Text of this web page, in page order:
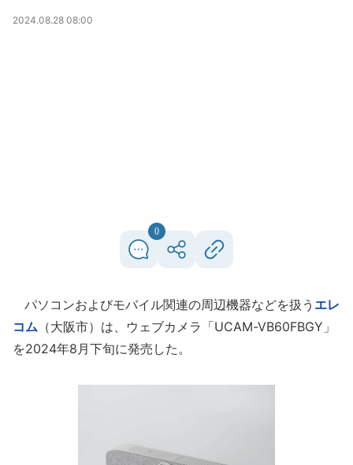
2024.08.28 08:00
0
パソコンおよびモバイル関連の周辺機器などを扱う エレ
コム （大阪市）は、ウェブカメラ「UCAM-VB60FBGY」
を2024年8月下旬に発売した。